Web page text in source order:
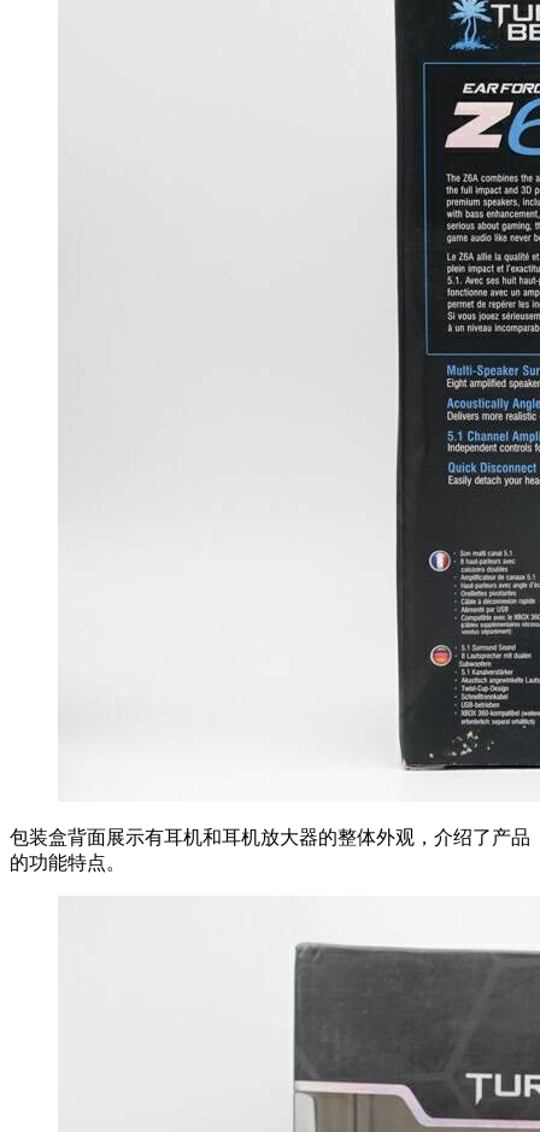
包装盒背面展示有耳机和耳机放大器的整体外观，介绍了产品
的功能特点。